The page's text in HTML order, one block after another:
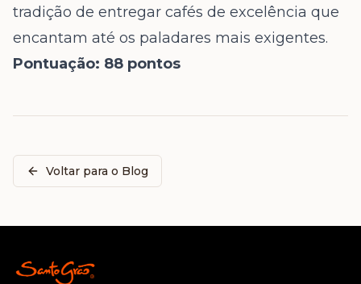
tradição de entregar cafés de excelência que
encantam até os paladares mais exigentes.
Pontuação: 88 pontos
Voltar para o Blog